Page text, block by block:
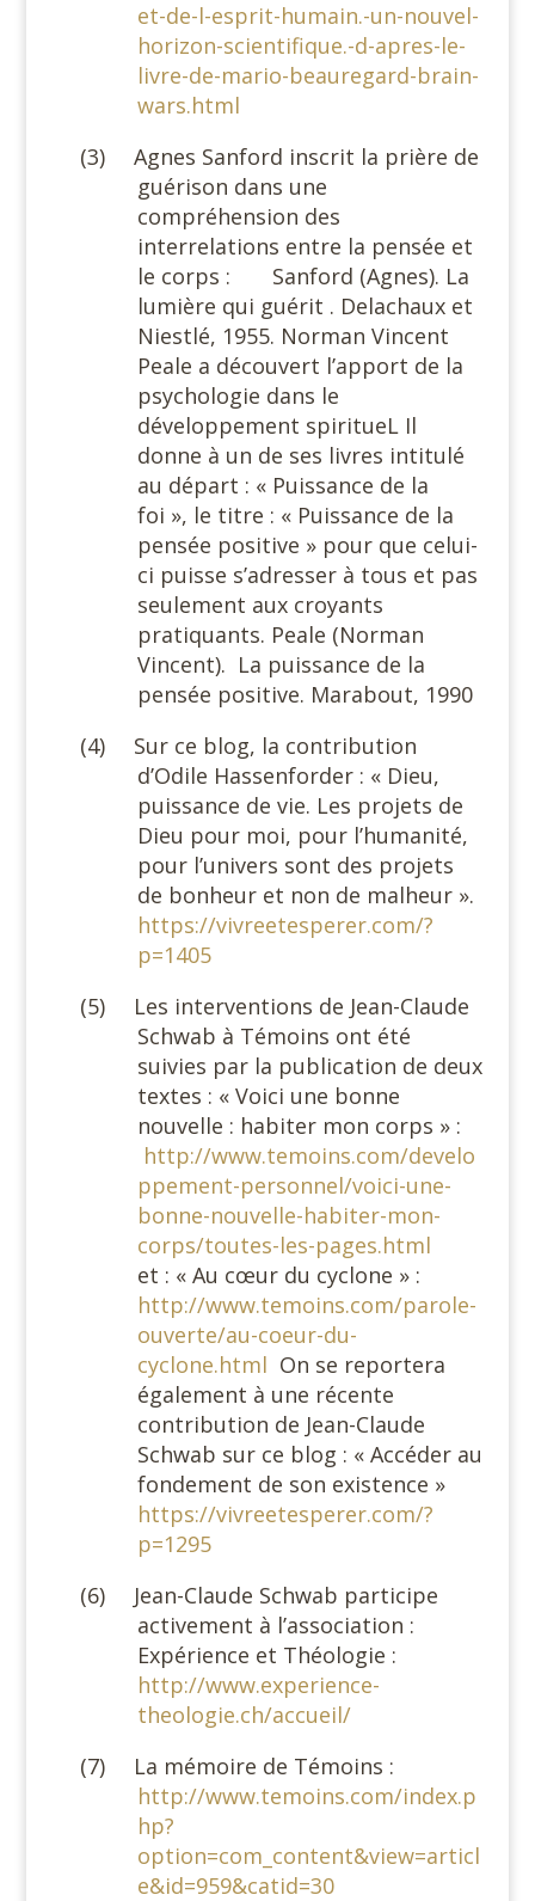
et-de-l-esprit-humain.-un-nouvel-
horizon-scientifique.-d-apres-le-
livre-de-mario-beauregard-brain-
wars.html
(3)
Agnes Sanford inscrit la prière de
guérison dans une
compréhension des
interrelations entre la pensée et
le corps :
Sanford (Agnes). La
lumière qui guérit . Delachaux et
Niestlé, 1955. Norman Vincent
Peale a découvert l’apport de la
psychologie dans le
développement spiritueL Il
donne à un de ses livres intitulé
au départ : « Puissance de la
foi », le titre : « Puissance de la
pensée positive » pour que celui-
ci puisse s’adresser à tous et pas
seulement aux croyants
pratiquants. Peale (Norman
Vincent). La puissance de la
pensée positive. Marabout, 1990
(4)
Sur ce blog, la contribution
d’Odile Hassenforder : « Dieu,
puissance de vie. Les projets de
Dieu pour moi, pour l’humanité,
pour l’univers sont des projets
de bonheur et non de malheur ».
https://vivreetesperer.com/?
p=1405
(5)
Les interventions de Jean-Claude
Schwab à Témoins ont été
suivies par la publication de deux
textes : « Voici une bonne
nouvelle : habiter mon corps » :
http://www.temoins.com/develo
ppement-personnel/voici-une-
bonne-nouvelle-habiter-mon-
corps/toutes-les-pages.html
et : « Au cœur du cyclone » :
http://www.temoins.com/parole-
ouverte/au-coeur-du-
cyclone.html On se reportera
également à une récente
contribution de Jean-Claude
Schwab sur ce blog : « Accéder au
fondement de son existence »
https://vivreetesperer.com/?
p=1295
(6)
Jean-Claude Schwab participe
activement à l’association :
Expérience et Théologie :
http://www.experience-
theologie.ch/accueil/
(7)
La mémoire de Témoins :
http://www.temoins.com/index.p
hp?
option=com_content&view=articl
e&id=959&catid=30